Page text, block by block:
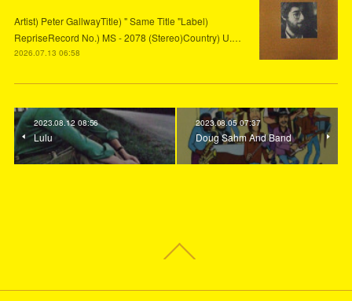
Artist) Peter GallwayTitle) " Same Title "Label)
RepriseRecord No.) MS - 2078 (Stereo)Country) U.…
2026.07.13 06:58
2023.08.12 08:56
Lulu
2023.08.05 07:37
Doug Sahm And Band